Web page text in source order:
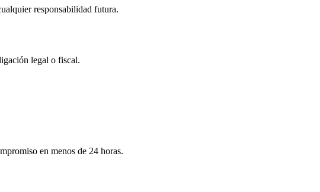
responsabilidad futura.
legal o fiscal.
en menos de 24 horas.